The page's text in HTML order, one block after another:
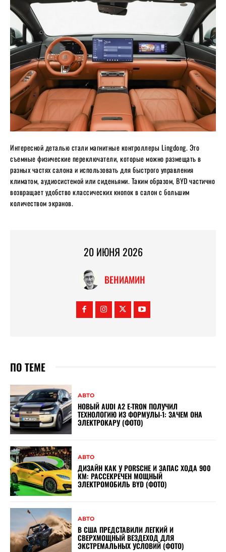
Интересной деталью стали магнитные контроллеры Lingdong. Это
съемные физические переключатели, которые можно размещать в
разных частях салона и использовать для быстрого управления
климатом, аудиосистемой или сиденьями. Таким образом, BYD частично
возвращает удобство классических кнопок в салон с большим
количеством экранов.
20 ИЮНЯ 2026
ВЕНИАМИН
ПО ТЕМЕ
АВТО
НОВЫЙ AUDI A2 E-TRON ПОЛУЧИЛ
ТЕХНОЛОГИЮ ИЗ ФОРМУЛЫ-1: ЗАЧЕМ ОНА
ЭЛЕКТРОКАРУ (ФОТО)
АВТО
ДИЗАЙН КАК У PORSCHE И ЗАПАС ХОДА 900
КМ: РАССЕКРЕЧЕН МОЩНЫЙ
ЭЛЕКТРОМОБИЛЬ BYD (ФОТО)
АВТО
В США ПРЕДСТАВИЛИ ЛЕГКИЙ И
СВЕРХМОЩНЫЙ ВЕЗДЕХОД ДЛЯ
ЭКСТРЕМАЛЬНЫХ УСЛОВИЙ (ФОТО)